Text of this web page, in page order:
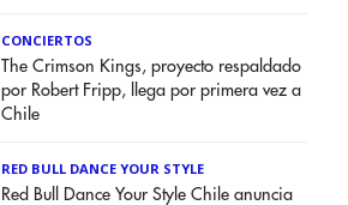
CONCIERTOS
The Crimson Kings, proyecto respaldado
por Robert Fripp, llega por primera vez a
Chile
RED BULL DANCE YOUR STYLE
Red Bull Dance Your Style Chile anuncia